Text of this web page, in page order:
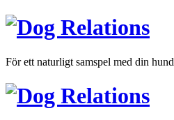
För ett naturligt samspel med din hund